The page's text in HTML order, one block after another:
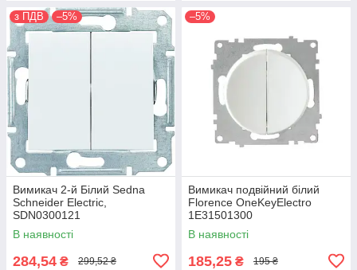
з ПДВ –5%
Вимикач 2-й Білий Sedna
Schneider Electric,
SDN0300121
В наявності
284,54 ₴ 299,52 ₴
–5%
Вимикач подвійний білий
Florence OneKeyElectro
1Е31501300
В наявності
185,25 ₴ 195 ₴